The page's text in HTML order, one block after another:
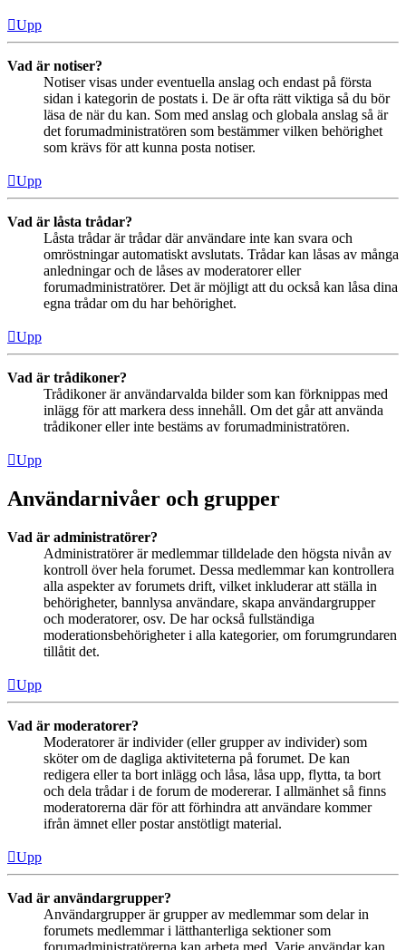
Upp
Vad är notiser?
Notiser visas under eventuella anslag och endast på första
sidan i kategorin de postats i. De är ofta rätt viktiga så du bör
läsa de när du kan. Som med anslag och globala anslag så är
det forumadministratören som bestämmer vilken behörighet
som krävs för att kunna posta notiser.
Upp
Vad är låsta trådar?
Låsta trådar är trådar där användare inte kan svara och
omröstningar automatiskt avslutats. Trådar kan låsas av många
anledningar och de låses av moderatorer eller
forumadministratörer. Det är möjligt att du också kan låsa dina
egna trådar om du har behörighet.
Upp
Vad är trådikoner?
Trådikoner är användarvalda bilder som kan förknippas med
inlägg för att markera dess innehåll. Om det går att använda
trådikoner eller inte bestäms av forumadministratören.
Upp
Användarnivåer och grupper
Vad är administratörer?
Administratörer är medlemmar tilldelade den högsta nivån av
kontroll över hela forumet. Dessa medlemmar kan kontrollera
alla aspekter av forumets drift, vilket inkluderar att ställa in
behörigheter, bannlysa användare, skapa användargrupper
och moderatorer, osv. De har också fullständiga
moderationsbehörigheter i alla kategorier, om forumgrundaren
tillåtit det.
Upp
Vad är moderatorer?
Moderatorer är individer (eller grupper av individer) som
sköter om de dagliga aktiviteterna på forumet. De kan
redigera eller ta bort inlägg och låsa, låsa upp, flytta, ta bort
och dela trådar i de forum de modererar. I allmänhet så finns
moderatorerna där för att förhindra att användare kommer
ifrån ämnet eller postar anstötligt material.
Upp
Vad är användargrupper?
Användargrupper är grupper av medlemmar som delar in
forumets medlemmar i lätthanterliga sektioner som